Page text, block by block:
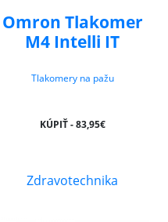
Omron Tlakomer
M4 Intelli IT
Tlakomery na pažu
KÚPIŤ - 83,95€
Zdravotechnika